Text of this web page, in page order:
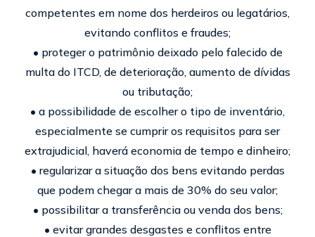
competentes em nome dos herdeiros ou legatários,
evitando conflitos e fraudes;
• proteger o patrimônio deixado pelo falecido de
multa do ITCD, de deterioração, aumento de dívidas
ou tributação;
• a possibilidade de escolher o tipo de inventário,
especialmente se cumprir os requisitos para ser
extrajudicial, haverá economia de tempo e dinheiro;
• regularizar a situação dos bens evitando perdas
que podem chegar a mais de 30% do seu valor;
• possibilitar a transferência ou venda dos bens;
• evitar grandes desgastes e conflitos entre